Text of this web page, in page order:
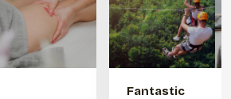
Fantastic